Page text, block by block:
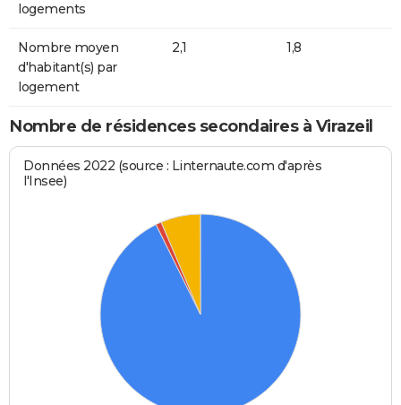
logements
Nombre moyen
d'habitant(s) par
logement
2,1 1,8
Nombre de résidences secondaires à Virazeil
Données 2022 (source : Linternaute.com d'après
l'Insee)